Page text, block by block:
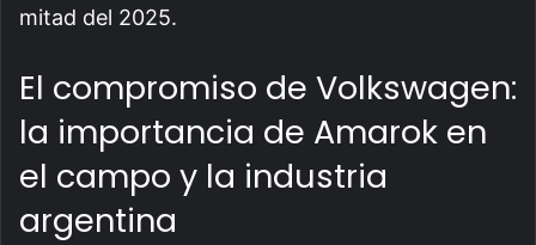
mitad del 2025.
El compromiso de Volkswagen:
la importancia de Amarok en
el campo y la industria
argentina